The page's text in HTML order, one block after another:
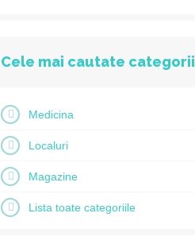
Cele mai cautate categorii
Medicina
Localuri
Magazine
Lista toate categoriile